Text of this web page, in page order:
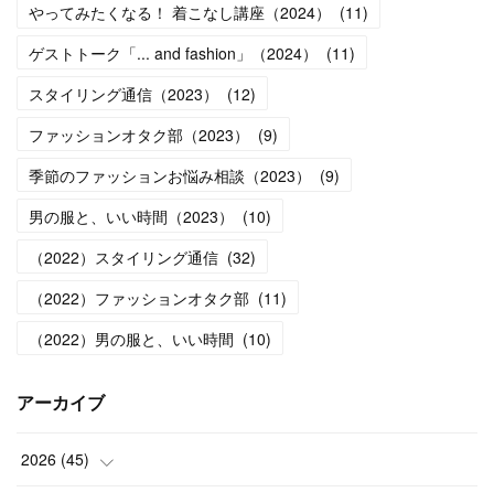
やってみたくなる！ 着こなし講座（2024）
(11)
ゲストトーク「... and fashion」（2024）
(11)
スタイリング通信（2023）
(12)
ファッションオタク部（2023）
(9)
季節のファッションお悩み相談（2023）
(9)
男の服と、いい時間（2023）
(10)
（2022）スタイリング通信 (32)
（2022）ファッションオタク部 (11)
（2022）男の服と、いい時間 (10)
アーカイブ
2026 (45)